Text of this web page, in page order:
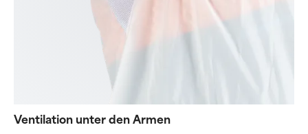
Ventilation unter den Armen